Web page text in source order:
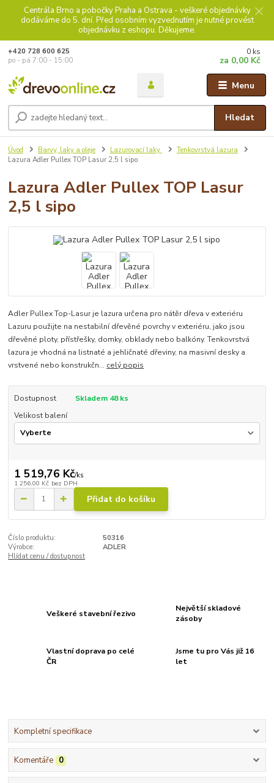
Centrála Brno a pobočky Praha a Ostrava - veškeré objednávky
dodáváme do 5. dní. Před osobním vyzvednutím je nutné provést
objednávku z eshopu. Děkujeme.
Menu
Hledat
+420 728 600 625
po - pá 7:00 - 15:00
0 ks
za 0,00 Kč
Úvod Barvy, laky a oleje Lazurovací laky
Tenkovrstvá lazura
Lazura Adler Pullex TOP Lasur 2,5 l sipo
Lazura Adler Pullex TOP Lasur
2,5 l sipo
Adler Pullex Top-Lasur je lazura určena pro nátěr dřeva v exteriéru
Lazuru použijte na nestabilní dřevěné povrchy v exteriéru, jako jsou
dřevěné ploty, přístřešky, domky, obklady nebo balkóny. Tenkovrstvá
lazura je vhodná na listnaté a jehličnaté dřeviny, na masivní desky a
vrstvené nebo konstrukčn... celý popis
Dostupnost
Skladem 48 ks
Velikost balení
1 519,76 Kč/ks
1 256,00 Kč bez DPH
Přidat do košíku
Číslo produktu:
50316
Výrobce:
ADLER
Hlídat cenu / dostupnost
Veškeré stavební řezivo
Největší skladové
zásoby
Vlastní doprava po celé
ČR
Jsme tu pro Vás již 16
let
Kompletní specifikace
Komentáře 0